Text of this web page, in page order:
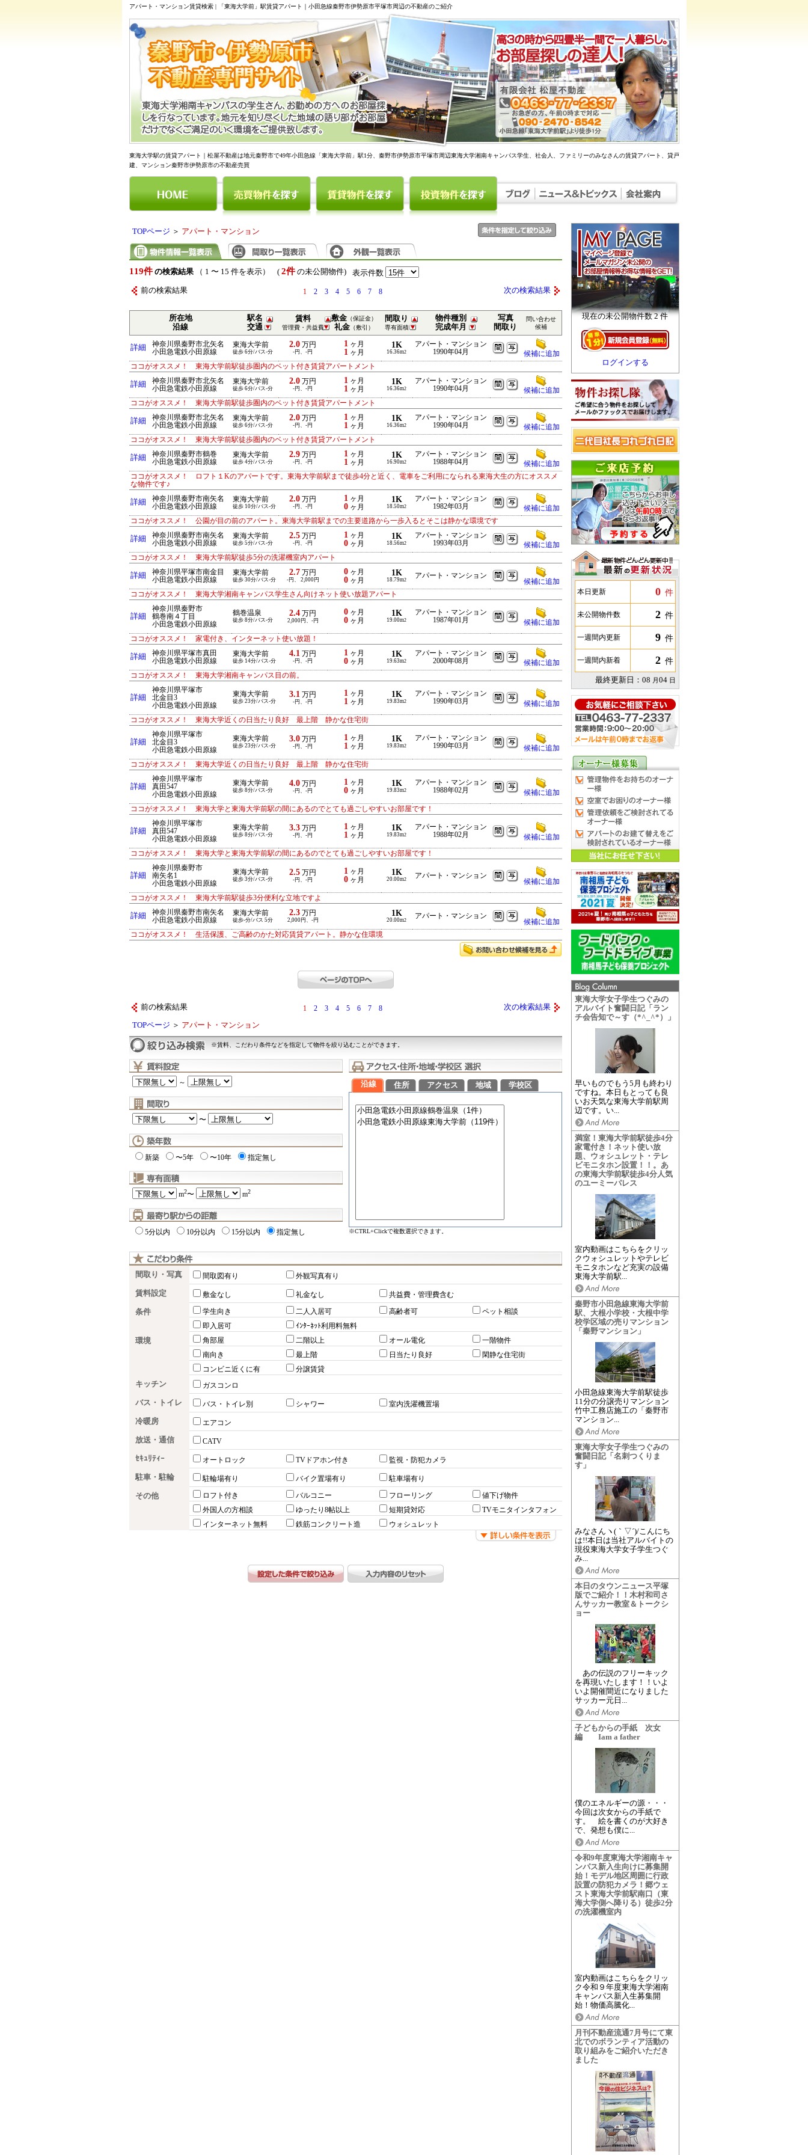
アパート・マンション賃貸検索 | 「東海大学前」駅賃貸アパート｜小田急線秦野市伊勢原市平塚市周辺の不動産のご紹介
東海大学駅の賃貸アパート｜松屋不動産は地元秦野市で49年小田急線「東海大学前」駅1分、秦野市伊勢原市平塚市周辺東海大学湘南キャンパス学生、社会人、ファミリーのみなさんの賃貸アパート、貸戸
建、マンション秦野市伊勢原市の不動産売買
現在の未公開物件数 2 件
ログインする
本日更新 0 件
未公開物件数 2 件
一週間内更新 9 件
一週間内新着 2 件
最終更新日：08 月04 日
東海大学女子学生つぐみの
アルバイト奮闘日記「ラン
チ会告知で～す（*^_^*）」
早いものでもう5月も終わり
ですね。本日もとっても良
いお天気な東海大学前駅周
辺です。い...
満室！東海大学前駅徒歩4分
家電付き！ネット使い放
題、ウォシュレット・テレ
ビモニタホン設置！！。あ
の東海大学前駅徒歩4分人気
のユーミーパレス
室内動画はこちらをクリッ
クウォシュレットやテレビ
モニタホンなど充実の設備
東海大学前駅...
秦野市小田急線東海大学前
駅、大根小学校・大根中学
校学区域の売りマンション
「秦野マンション」
小田急線東海大学前駅徒歩
11分の分譲売りマンション
竹中工務店施工の「秦野市
マンション...
東海大学女子学生つぐみの
奮闘日記「名刺つくりま
す」
みなさんヽ(｀▽´)/こんにち
は!!本日は当社アルバイトの
現役東海大学女子学生つぐ
み...
本日のタウンニュース平塚
版でご紹介！！木村和司さ
んサッカー教室＆トークシ
ョー
あの伝説のフリーキック
を再現いたします！！いよ
いよ開催間近になりました
サッカー元日...
子どもからの手紙 次女
編 Iam a father
僕のエネルギーの源・・・
今回は次女からの手紙で
す。 絵を書くのが大好き
で、発想も僕に...
令和9年度東海大学湘南キャ
ンパス新入生向けに募集開
始！モデル地区周囲に行政
設置の防犯カメラ！郷ウェ
スト東海大学前駅南口（東
海大学側へ降りる）徒歩2分
の洗濯機室内
室内動画はこちらをクリッ
ク令和９年度東海大学湘南
キャンパス新入生募集開
始！物価高騰化...
月刊不動産流通7月号にて東
北でのボランティア活動の
取り組みをご紹介いただき
ました
TOPページ ＞ アパート・マンション
119件 の検索結果（ 1 〜 15 件を表示） ( 2件の未公開物件) 表示件数
前の検索結果 1 2 3 4 5 6 7 8 次の検索結果
所在地
沿線
駅名
交通
賃料
管理費・共益費
敷金 （保証金）
礼金 （敷引）
間取り
専有面積
物件種別
完成年月
写真
間取り
問い合わせ
候補
詳細
神奈川県秦野市北矢名
小田急電鉄小田原線
東海大学前
徒歩 6分/バス-分
2.0 万円
-円、-円
1 ヶ月
1 ヶ月
1K
16.36m2
アパート・マンション
1990年04月
候補に追加
ココがオススメ！ 東海大学前駅徒歩圏内のベット付き賃貸アパートメント
詳細
神奈川県秦野市北矢名
小田急電鉄小田原線
東海大学前
徒歩 6分/バス-分
2.0 万円
-円、-円
1 ヶ月
1 ヶ月
1K
16.36m2
アパート・マンション
1990年04月
候補に追加
ココがオススメ！ 東海大学前駅徒歩圏内のベット付き賃貸アパートメント
詳細
神奈川県秦野市北矢名
小田急電鉄小田原線
東海大学前
徒歩 6分/バス-分
2.0 万円
-円、-円
1 ヶ月
1 ヶ月
1K
16.36m2
アパート・マンション
1990年04月
候補に追加
ココがオススメ！ 東海大学前駅徒歩圏内のベット付き賃貸アパートメント
詳細
神奈川県秦野市鶴巻
小田急電鉄小田原線
東海大学前
徒歩 4分/バス-分
2.9 万円
-円、-円
1 ヶ月
1 ヶ月
1K
16.90m2
アパート・マンション
1988年04月
候補に追加
ココがオススメ！ ロフト１Kのアパートです。東海大学前駅まで徒歩4分と近く、電車をご利用になられる東海大生の方にオススメ
な物件です♪
詳細
神奈川県秦野市南矢名
小田急電鉄小田原線
東海大学前
徒歩 10分/バス-分
2.0 万円
-円、-円
1 ヶ月
0 ヶ月
1K
18.50m2
アパート・マンション
1982年03月
候補に追加
ココがオススメ！ 公園が目の前のアパート。東海大学前駅までの主要道路から一歩入るとそこは静かな環境です
詳細
神奈川県秦野市南矢名
小田急電鉄小田原線
東海大学前
徒歩 5分/バス-分
2.5 万円
-円、-円
1 ヶ月
0 ヶ月
1K
18.56m2
アパート・マンション
1993年03月
候補に追加
ココがオススメ！ 東海大学前駅徒歩5分の洗濯機室内アパート
詳細
神奈川県平塚市南金目
小田急電鉄小田原線
東海大学前
徒歩 30分/バス-分
2.7 万円
-円、 2,000円
0 ヶ月
0 ヶ月
1K
18.79m2
アパート・マンション
候補に追加
ココがオススメ！ 東海大学湘南キャンパス学生さん向けネット使い放題アパート
詳細
神奈川県秦野市
鶴巻南４丁目
小田急電鉄小田原線
鶴巻温泉
徒歩 8分/バス-分
2.4 万円
2,000円、-円
0 ヶ月
0 ヶ月
1K
19.00m2
アパート・マンション
1987年01月
候補に追加
ココがオススメ！ 家電付き、インターネット使い放題！
詳細
神奈川県平塚市真田
小田急電鉄小田原線
東海大学前
徒歩 14分/バス-分
4.1 万円
-円、-円
1 ヶ月
0 ヶ月
1K
19.63m2
アパート・マンション
2000年08月
候補に追加
ココがオススメ！ 東海大学湘南キャンパス目の前。
詳細
神奈川県平塚市
北金目3
小田急電鉄小田原線
東海大学前
徒歩 23分/バス-分
3.1 万円
-円、-円
1 ヶ月
1 ヶ月
1K
19.83m2
アパート・マンション
1990年03月
候補に追加
ココがオススメ！ 東海大学近くの日当たり良好 最上階 静かな住宅街
詳細
神奈川県平塚市
北金目3
小田急電鉄小田原線
東海大学前
徒歩 23分/バス-分
3.0 万円
-円、-円
1 ヶ月
1 ヶ月
1K
19.83m2
アパート・マンション
1990年03月
候補に追加
ココがオススメ！ 東海大学近くの日当たり良好 最上階 静かな住宅街
詳細
神奈川県平塚市
真田547
小田急電鉄小田原線
東海大学前
徒歩 8分/バス-分
4.0 万円
-円、-円
1 ヶ月
0 ヶ月
1K
19.83m2
アパート・マンション
1988年02月
候補に追加
ココがオススメ！ 東海大学と東海大学前駅の間にあるのでとても過ごしやすいお部屋です！
詳細
神奈川県平塚市
真田547
小田急電鉄小田原線
東海大学前
徒歩 8分/バス-分
3.3 万円
-円、-円
1 ヶ月
1 ヶ月
1K
19.83m2
アパート・マンション
1988年02月
候補に追加
ココがオススメ！ 東海大学と東海大学前駅の間にあるのでとても過ごしやすいお部屋です！
詳細
神奈川県秦野市
南矢名1
小田急電鉄小田原線
東海大学前
徒歩 3分/バス-分
2.5 万円
-円、-円
1 ヶ月
0 ヶ月
1K
20.00m2
アパート・マンション
候補に追加
ココがオススメ！ 東海大学前駅徒歩3分便利な立地ですよ
詳細
神奈川県秦野市南矢名
小田急電鉄小田原線
東海大学前
徒歩-分/バス 5分
2.3 万円
2,000円、-円
1K
20.00m2
アパート・マンション
候補に追加
ココがオススメ！ 生活保護、ご高齢のかた対応賃貸アパート。静かな住環境
前の検索結果 1 2 3 4 5 6 7 8 次の検索結果
TOPページ ＞ アパート・マンション
※賃料、こだわり条件などを指定して物件を絞り込むことができます。
～
〜
新築 〜5年 〜10年 指定無し
m2〜 m2
5分以内 10分以内 15分以内 指定無し
沿線 住所 アクセス 地域 学校区
※CTRL+Clickで複数選択できます。
間取り・写真 間取図有り 外観写真有り
賃料設定 敷金なし 礼金なし 共益費・管理費含む
条件 学生向き 二人入居可 高齢者可
ペット相談
即入居可
ｲﾝﾀｰﾈｯﾄ利用料無料
環境 角部屋 二階以上 オール電化
一階物件
南向き
最上階 日当たり良好
閑静な住宅街
コンビニ近くに有
分譲賃貸
キッチン ガスコンロ
バス・トイレ バス・トイレ別 シャワー 室内洗濯機置場
冷暖房 エアコン
放送・通信 CATV
ｾｷｭﾘﾃｨｰ オートロック TVドアホン付き 監視・防犯カメラ
駐車・駐輪 駐輪場有り バイク置場有り 駐車場有り
その他 ロフト付き バルコニー フローリング
値下げ物件
外国人の方相談
ゆったり8帖以上 短期貸対応
TVモニタインタフォン
インターネット無料
鉄筋コンクリート造 ウォシュレット